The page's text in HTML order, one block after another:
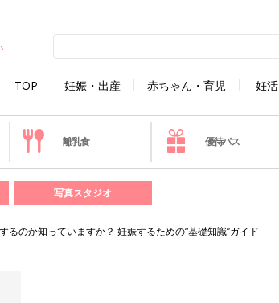
TOP 妊娠・出産 赤ちゃん・育児 妊活
離乳食 優待パス
写真スタジオ
のか知っていますか？ 妊娠するための“基礎知識”ガイド